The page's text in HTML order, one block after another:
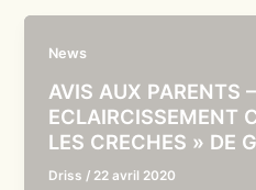
News
AVIS AUX PARENTS –
ECLAIRCISSEMENT
LES CRECHES » DE
Driss / 22 avril 2020